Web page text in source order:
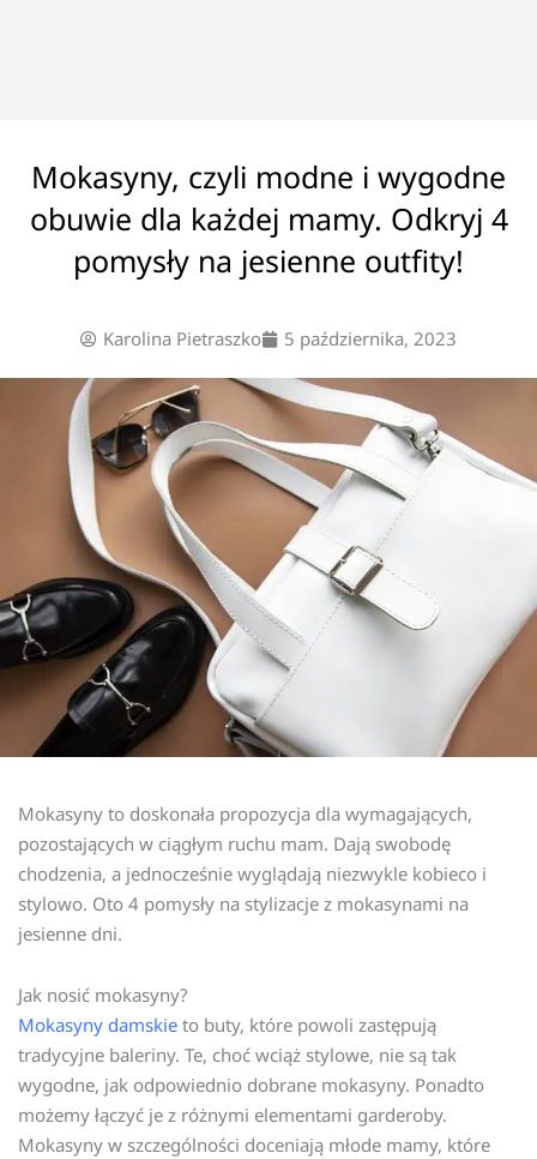
Mokasyny, czyli modne i wygodne
obuwie dla każdej mamy. Odkryj 4
pomysły na jesienne outfity!
Karolina Pietraszko 5 października, 2023
Mokasyny to doskonała propozycja dla wymagających,
pozostających w ciągłym ruchu mam. Dają swobodę
chodzenia, a jednocześnie wyglądają niezwykle kobieco i
stylowo. Oto 4 pomysły na stylizacje z mokasynami na
jesienne dni.
Jak nosić mokasyny?
Mokasyny damskie to buty, które powoli zastępują
tradycyjne baleriny. Te, choć wciąż stylowe, nie są tak
wygodne, jak odpowiednio dobrane mokasyny. Ponadto
możemy łączyć je z różnymi elementami garderoby.
Mokasyny w szczególności doceniają młode mamy, które